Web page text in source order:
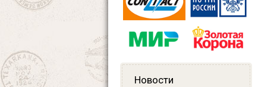
Новости